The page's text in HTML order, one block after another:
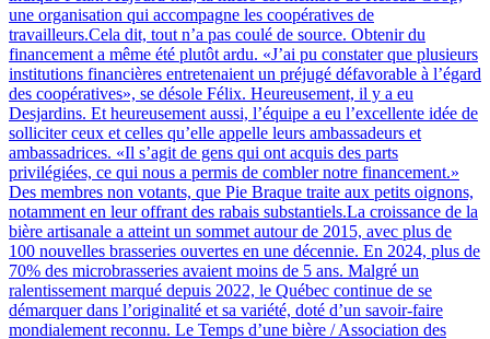
une organisation qui accompagne les coopératives de
travailleurs.Cela dit, tout n’a pas coulé de source. Obtenir du
financement a même été plutôt ardu. «J’ai pu constater que plusieurs
institutions financières entretenaient un préjugé défavorable à l’égard
des coopératives», se désole Félix. Heureusement, il y a eu
Desjardins. Et heureusement aussi, l’équipe a eu l’excellente idée de
solliciter ceux et celles qu’elle appelle leurs ambassadeurs et
ambassadrices. «Il s’agit de gens qui ont acquis des parts
privilégiées, ce qui nous a permis de combler notre financement.»
Des membres non votants, que Pie Braque traite aux petits oignons,
notamment en leur offrant des rabais substantiels.La croissance de la
bière artisanale a atteint un sommet autour de 2015, avec plus de
100 nouvelles brasseries ouvertes en une décennie. En 2024, plus de
70% des microbrasseries avaient moins de 5 ans. Malgré un
ralentissement marqué depuis 2022, le Québec continue de se
démarquer dans l’originalité et sa variété, doté d’un savoir-faire
mondialement reconnu. Le Temps d’une bière / Association des